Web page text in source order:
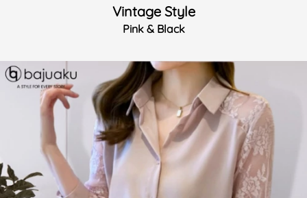
Vintage Style
Pink & Black